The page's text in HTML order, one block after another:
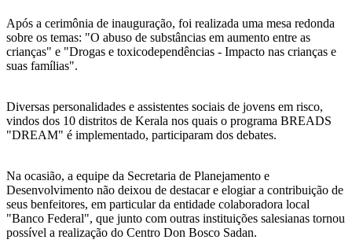
Após a cerimônia de inauguração, foi realizada uma mesa redonda
sobre os temas: "O abuso de substâncias em aumento entre as
crianças" e "Drogas e toxicodependências - Impacto nas crianças e
suas famílias".
Diversas personalidades e assistentes sociais de jovens em risco,
vindos dos 10 distritos de Kerala nos quais o programa BREADS
"DREAM" é implementado, participaram dos debates.
Na ocasião, a equipe da Secretaria de Planejamento e
Desenvolvimento não deixou de destacar e elogiar a contribuição de
seus benfeitores, em particular da entidade colaboradora local
"Banco Federal", que junto com outras instituições salesianas tornou
possível a realização do Centro Don Bosco Sadan.